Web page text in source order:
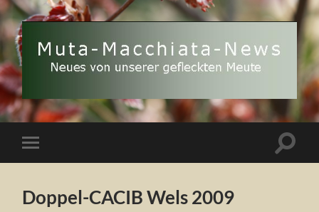
Muta
Macchiata-
News
Mobile-
Menü
Doppel-CACIB Wels 2009